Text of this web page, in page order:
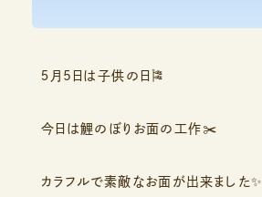
５月5日は子供の日🎏
今日は鯉のぼりお面の工作✂️
カラフルで素敵なお面が出来ました✨